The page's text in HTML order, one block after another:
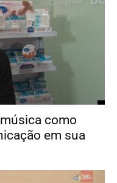
como
em sua